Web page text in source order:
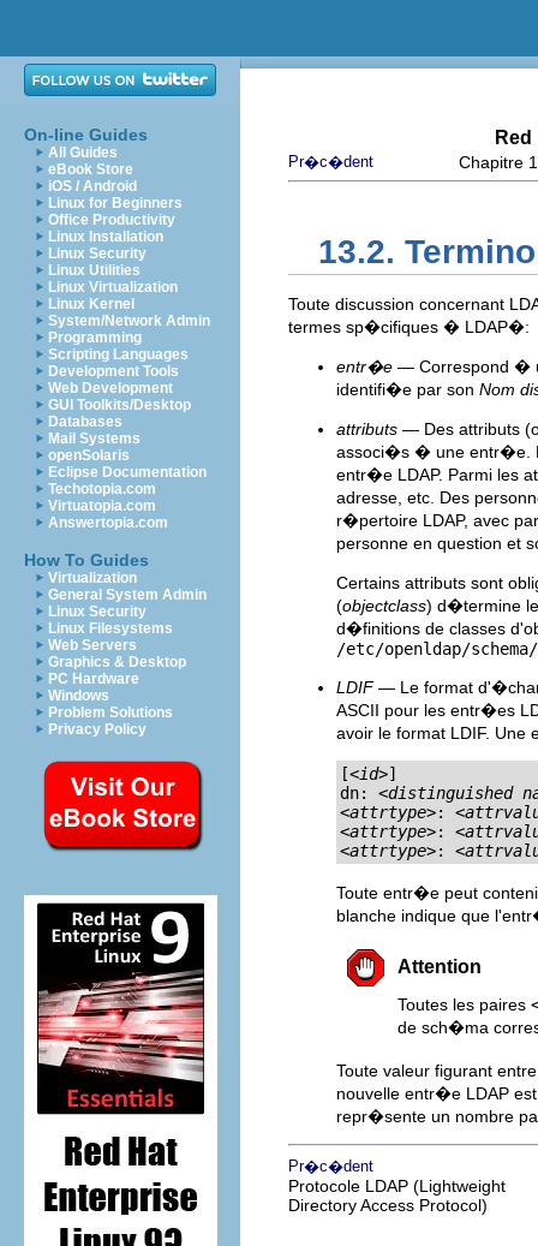
On-line Guides
All Guides
eBook Store
iOS / Android
Linux for Beginners
Office Productivity
Linux Installation
Linux Security
Linux Utilities
Linux Virtualization
Linux Kernel
System/Network Admin
Programming
Scripting Languages
Development Tools
Web Development
GUI Toolkits/Desktop
Databases
Mail Systems
openSolaris
Eclipse Documentation
Techotopia.com
Virtuatopia.com
Answertopia.com
How To Guides
Virtualization
General System Admin
Linux Security
Linux Filesystems
Web Servers
Graphics & Desktop
PC Hardware
Windows
Problem Solutions
Privacy Policy
Pr�c�dent Chapitre
13.2.
Toute discussion concernant
termes sp�cifiques � LDAP�:
entr�e — Correspond �
identifi�e par son Nom
attributs — Des attributs
associ�s � une entr�e.
entr�e LDAP. Parmi les
adresse, etc. Des
r�pertoire LDAP, avec
personne en question et
Certains attributs sont
(objectclass) d�termine
d�finitions de classes
/etc/openldap/schema/
LDIF— Le format
ASCII pour les entr�es
avoir le format LDIF.
[<id>]
dn: <distinguished
<attrtype>: <
<attrtype>: <
<attrtype>: <
Toute entr�e peut
blanche indique que
Attention
Toutes les paires
de sch�ma
Toute valeur figurant
nouvelle entr�e LDAP
repr�sente un nombre
Pr�c�dent
Protocole LDAP (Lightweight
Directory Access Protocol)